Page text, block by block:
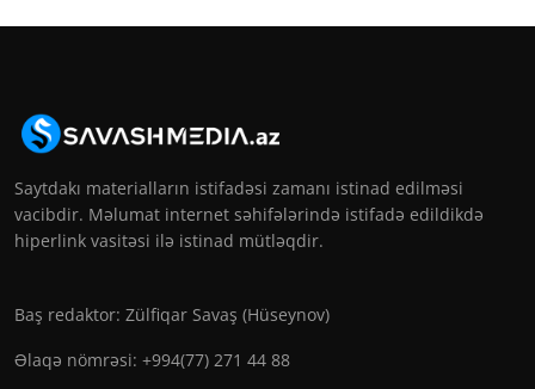
Saytdakı materialların istifadəsi zamanı istinad edilməsi
vacibdir. Məlumat internet səhifələrində istifadə edildikdə
hiperlink vasitəsi ilə istinad mütləqdir.
Baş redaktor: Zülfiqar Savaş (Hüseynov)
Əlaqə nömrəsi: +994(77) 271 44 88